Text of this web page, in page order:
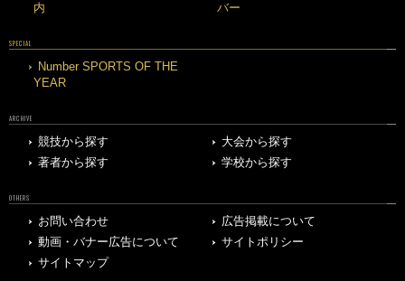
内
バー
SPECIAL
Number SPORTS OF THE
YEAR
ARCHIVE
競技から探す
大会から探す
著者から探す
学校から探す
OTHERS
お問い合わせ
広告掲載について
動画・バナー広告について
サイトポリシー
サイトマップ